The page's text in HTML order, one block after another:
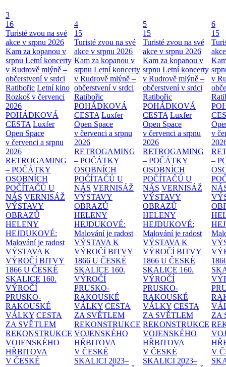
3
16
Turisté zvou na své
akce v srpnu 2026
Kam za kopanou v
srpnu Letní koncerty
v Rudrově mlýně –
občerstvení v srdci
Ratibořic Letní kino
Rozkoš v červenci
2026
POHÁDKOVÁ
CESTA Luxfer
Open Space
v červenci a srpnu
2026
RETROGAMING
– POČÁTKY
OSOBNÍCH
POČÍTAČŮ U
NÁS VERNISÁŽ
VÝSTAVY
OBRAZŮ
HELENY
HEJDUKOVÉ:
Malování je radost
VÝSTAVA K
VÝROČÍ BITVY
1866 U ČESKÉ
SKALICE 160.
VÝROČÍ
PRUSKO-
RAKOUSKÉ
VÁLKY CESTA
ZA SVĚTLEM
REKONSTRUKCE
VOJENSKÉHO
HŘBITOVA
V ČESKÉ
4
15
Turisté zvou na své
akce v srpnu 2026
Kam za kopanou v
srpnu Letní koncerty
v Rudrově mlýně –
občerstvení v srdci
Ratibořic
POHÁDKOVÁ
CESTA Luxfer
Open Space
v červenci a srpnu
2026
RETROGAMING
– POČÁTKY
OSOBNÍCH
POČÍTAČŮ U
NÁS VERNISÁŽ
VÝSTAVY
OBRAZŮ
HELENY
HEJDUKOVÉ:
Malování je radost
VÝSTAVA K
VÝROČÍ BITVY
1866 U ČESKÉ
SKALICE 160.
VÝROČÍ
PRUSKO-
RAKOUSKÉ
VÁLKY CESTA
ZA SVĚTLEM
REKONSTRUKCE
VOJENSKÉHO
HŘBITOVA
V ČESKÉ
SKALICI 2023–
5
15
Turisté zvou na své
akce v srpnu 2026
Kam za kopanou v
srpnu Letní koncerty
v Rudrově mlýně –
občerstvení v srdci
Ratibořic
POHÁDKOVÁ
CESTA Luxfer
Open Space
v červenci a srpnu
2026
RETROGAMING
– POČÁTKY
OSOBNÍCH
POČÍTAČŮ U
NÁS VERNISÁŽ
VÝSTAVY
OBRAZŮ
HELENY
HEJDUKOVÉ:
Malování je radost
VÝSTAVA K
VÝROČÍ BITVY
1866 U ČESKÉ
SKALICE 160.
VÝROČÍ
PRUSKO-
RAKOUSKÉ
VÁLKY CESTA
ZA SVĚTLEM
REKONSTRUKCE
VOJENSKÉHO
HŘBITOVA
V ČESKÉ
SKALICI 2023–
6
15
v
v
–
ZA
V